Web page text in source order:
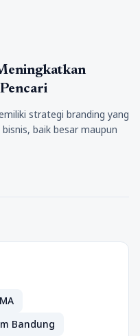
strategi branding yang
baik besar maupun
Bandung